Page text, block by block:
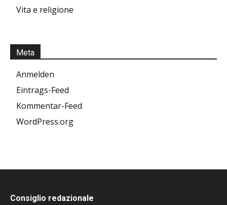
Vita e religione
Meta
Anmelden
Eintrags-Feed
Kommentar-Feed
WordPress.org
Consiglio redazionale